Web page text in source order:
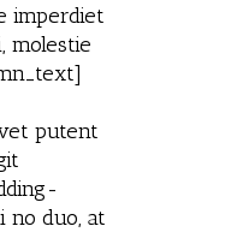
imperdiet
molestie
putent
no duo, at